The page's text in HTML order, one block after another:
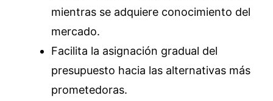
mientras se adquiere conocimiento del
mercado.
Facilita la asignación gradual del
presupuesto hacia las alternativas más
prometedoras.